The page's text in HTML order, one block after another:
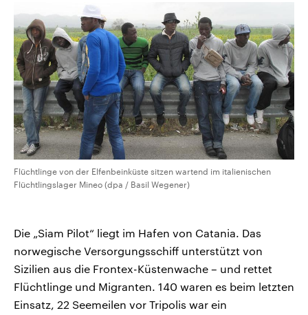
Flüchtlinge von der Elfenbeinküste sitzen wartend im italienischen
Flüchtlingslager Mineo (dpa / Basil Wegener)
Die „Siam Pilot“ liegt im Hafen von Catania. Das
norwegische Versorgungsschiff unterstützt von
Sizilien aus die Frontex-Küstenwache – und rettet
Flüchtlinge und Migranten. 140 waren es beim letzten
Einsatz, 22 Seemeilen vor Tripolis war ein